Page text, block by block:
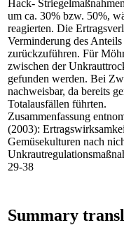
Hack-
um ca. 30% bzw. 50%,
reagierten. Die
Verminderung des
zurückzuführen. Für
zwischen der
gefunden werden. Bei
nachweisbar, da bereits
Totalausfällen führten.
Zusammenfassung
(2003):
Gemüsekulturen nach
29-38
Summary